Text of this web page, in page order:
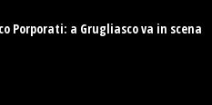
Porporati: a Grugliasco va in scena